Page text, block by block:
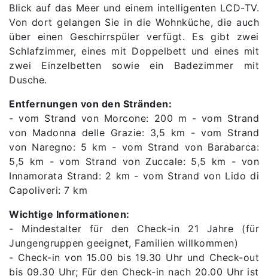
Blick auf das Meer und einem intelligenten LCD-TV.
Von dort gelangen Sie in die Wohnküche, die auch
über einen Geschirrspüler verfügt. Es gibt zwei
Schlafzimmer, eines mit Doppelbett und eines mit
zwei Einzelbetten sowie ein Badezimmer mit
Dusche.
Entfernungen von den Stränden:
- vom Strand von Morcone: 200 m - vom Strand
von Madonna delle Grazie: 3,5 km - vom Strand
von Naregno: 5 km - vom Strand von Barabarca:
5,5 km - vom Strand von Zuccale: 5,5 km - von
Innamorata Strand: 2 km - vom Strand von Lido di
Capoliveri: 7 km
Wichtige Informationen:
- Mindestalter für den Check-in 21 Jahre (für
Jungengruppen geeignet, Familien willkommen)
- Check-in von 15.00 bis 19.30 Uhr und Check-out
bis 09.30 Uhr; Für den Check-in nach 20.00 Uhr ist